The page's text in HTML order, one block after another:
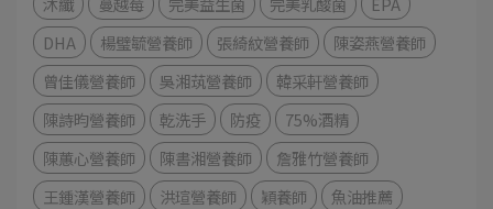
DHA
楊璧毓營養師 張綺紋營養師
陳姿燕營養師
曾佳儀營養師
吳湘茿營養師
韓采軒營養師
陳詩昀營養師
乾洗手 防疫
75%酒精
陳蕙心營養師
陳書湘營養師
詹雅竹營養師
王鍾漢營養師
洪瑄營養師 穎養師
魚油推薦